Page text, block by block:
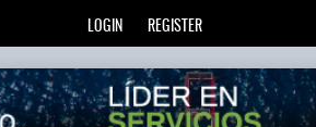
LOGIN REGISTER